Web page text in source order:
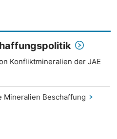
Konfliktmineralien der JAE
Mineralien Beschaffung